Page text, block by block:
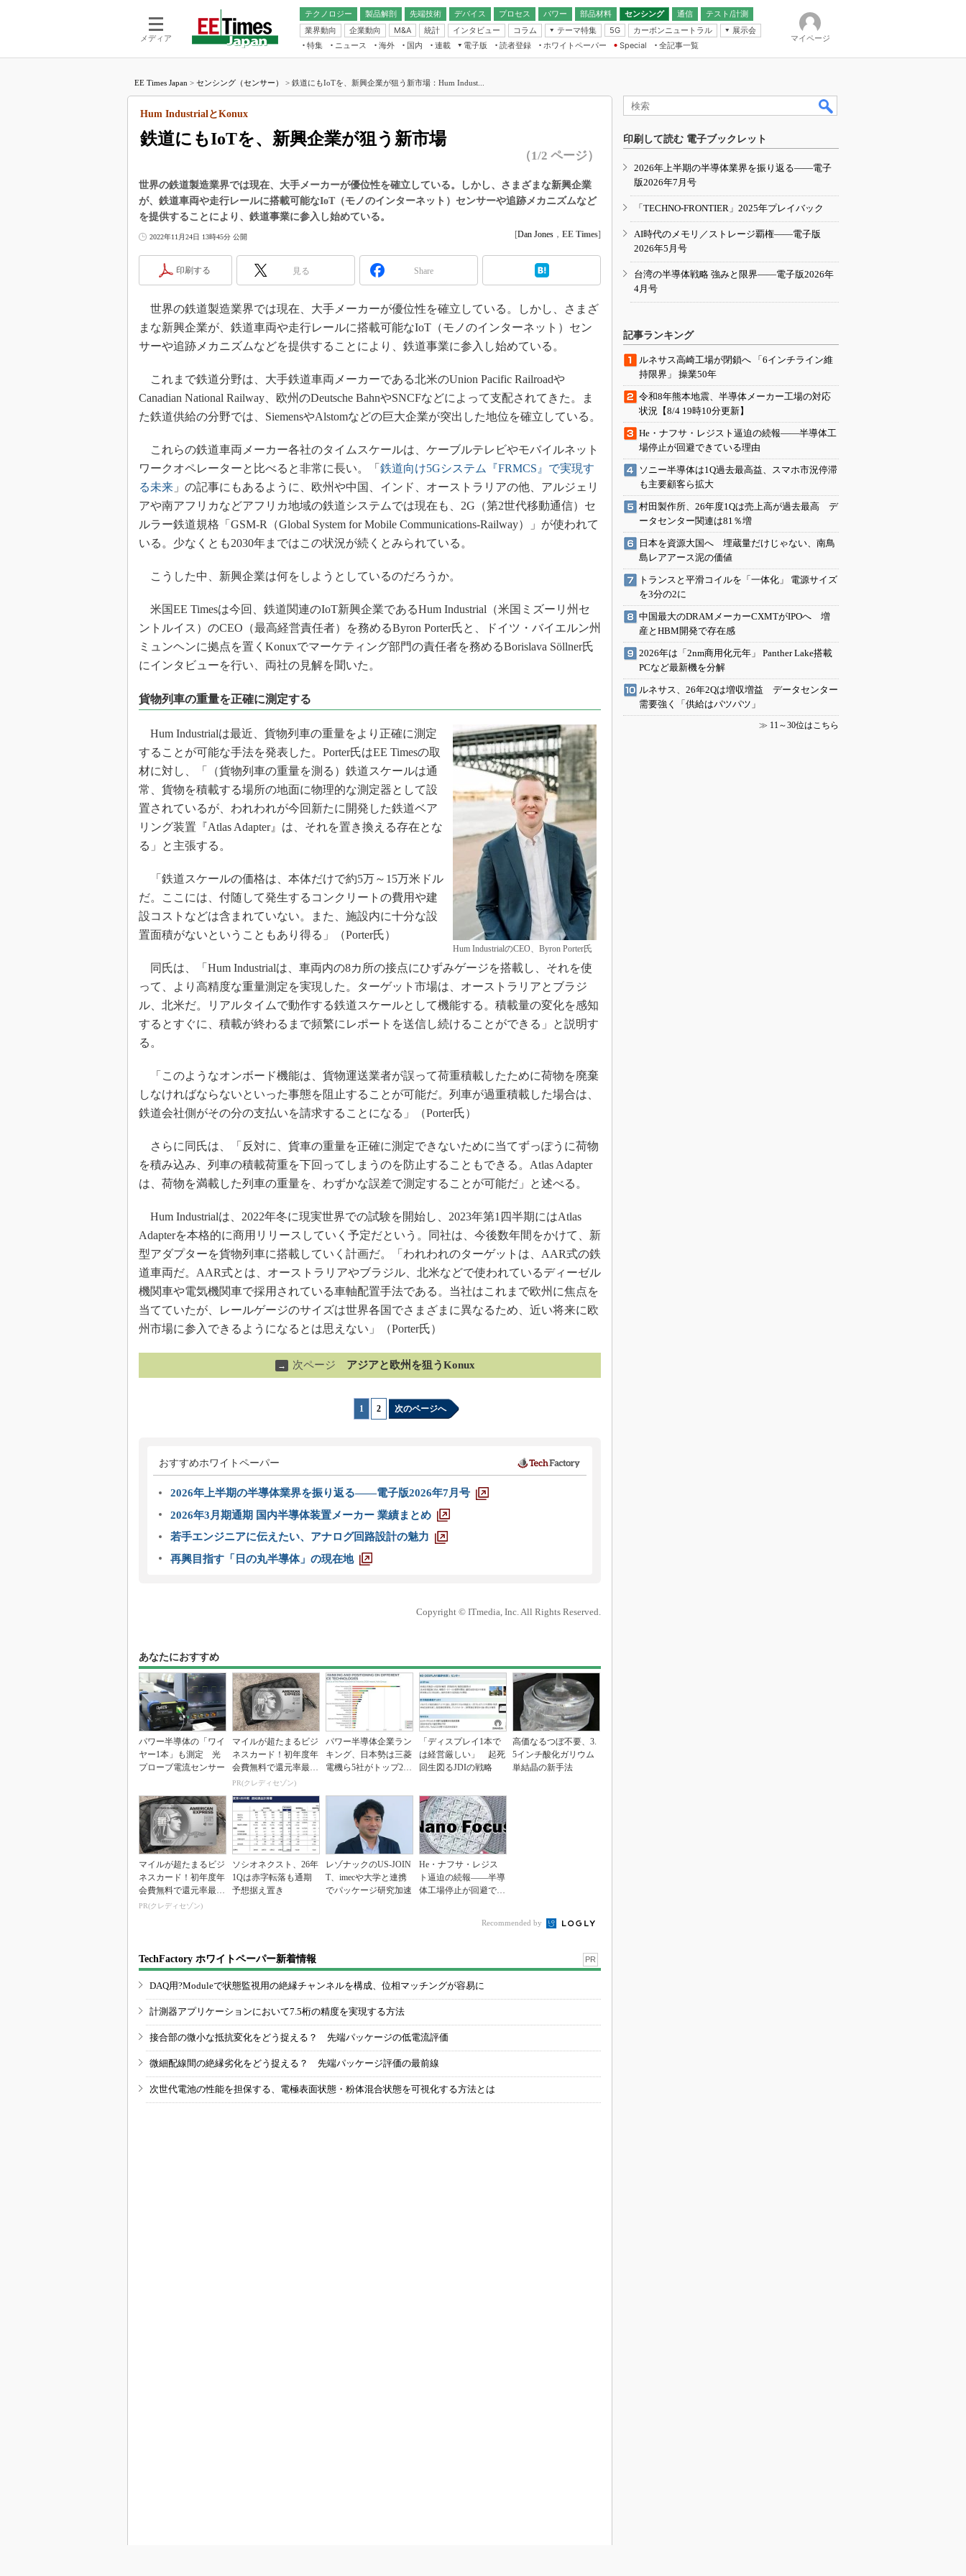
メディア
テクノロジー 製品解剖
先端技術
電池／エネルギー
デバイス
アナログ
マイコン
プロセス パワー 部品材料 センシング
通信
無線
テスト/計測
業界動向
企業動向 M&A 統計 インタビュー コラム
テーマ特集
フィジカルAI
読者調査（EE Times Research）
IoT
電源設計（EDN Japan）
5G カーボンニュートラル
展示会
IoT・エッジコンピューティング
EXPO
TECHNO-FRONTIER
人とくるま展
特集 ニュース 海外 国内
連載
福田昭のデバイス通信
大山聡の業界スコープ
大原雄介のエレ・組み込みプレイバ
リタイア直前エンジニアの社会人大
学漂流記
世界を「数字」で回してみよう
この10年で起こったこと、次の10年
で起こること
製品分解で探るアジアの新トレンド
光伝送技術を知る
“異端児エンジニア”が仕掛けた社内
イノベーションは日本を救うのか
JASA発IoT通信
「英語に愛されないエンジニア」の
ための新行動論
電子版
電子ブックレット
読者登録 ホワイトペーパー
Special
全記事一覧
マイページ
EE Times Japan > センシング（センサー） > 鉄道にもIoTを、新興企業が狙う新市場：Hum Indust...
鉄道にもIoTを、新興企業が狙う新市場
Hum IndustrialとKonux
（1/2 ページ）
世界の鉄道製造業界では現在、大手メーカーが優位性を確立している。しかし、さまざまな新興企業
が、鉄道車両や走行レールに搭載可能なIoT（モノのインターネット）センサーや追跡メカニズムなど
を提供することにより、鉄道事業に参入し始めている。
2022年11月24日 13時45分 公開 [Dan Jones ， EE Times]
印刷する 見る Share
世界の鉄道製造業界では現在、大手メーカーが優位性を確立している。しかし、さまざ
まな新興企業が、鉄道車両や走行レールに搭載可能なIoT（モノのインターネット）セン
サーや追跡メカニズムなどを提供することにより、鉄道事業に参入し始めている。
これまで鉄道分野は、大手鉄道車両メーカーである北米のUnion Pacific Railroadや
Canadian National Railway、欧州のDeutsche BahnやSNCFなどによって支配されてきた。ま
た鉄道供給の分野では、SiemensやAlstomなどの巨大企業が突出した地位を確立している。
これらの鉄道車両メーカー各社のタイムスケールは、ケーブルテレビやモバイルネット
ワークオペレーターと比べると非常に長い。「 鉄道向け5Gシステム『FRMCS』で実現す
る未来 」の記事にもあるように、欧州や中国、インド、オーストラリアの他、アルジェリ
アや南アフリカなどアフリカ地域の鉄道システムでは現在も、2G（第2世代移動通信）セ
ルラー鉄道規格「GSM-R（Global System for Mobile Communications-Railway）」が使われて
いる。少なくとも2030年まではこの状況が続くとみられている。
こうした中、新興企業は何をしようとしているのだろうか。
米国EE Timesは今回、鉄道関連のIoT新興企業であるHum Industrial（米国ミズーリ州セ
ントルイス）のCEO（最高経営責任者）を務めるByron Porter氏と、ドイツ・バイエルン州
ミュンヘンに拠点を置くKonuxでマーケティング部門の責任者を務めるBorislava Söllner氏
にインタビューを行い、両社の見解を聞いた。
貨物列車の重量を正確に測定する
Hum IndustrialのCEO、Byron Porter氏
Hum Industrialは最近、貨物列車の重量をより正確に測定
することが可能な手法を発表した。Porter氏はEE Timesの取
材に対し、「（貨物列車の重量を測る）鉄道スケールは通
常、貨物を積載する場所の地面に物理的な測定器として設
置されているが、われわれが今回新たに開発した鉄道ベア
リング装置『Atlas Adapter』は、それを置き換える存在とな
る」と主張する。
「鉄道スケールの価格は、本体だけで約5万～15万米ドル
だ。ここには、付随して発生するコンクリートの費用や建
設コストなどは含まれていない。また、施設内に十分な設
置面積がないということもあり得る」（Porter氏）
同氏は、「Hum Industrialは、車両内の8カ所の接点にひずみゲージを搭載し、それを使
って、より高精度な重量測定を実現した。ターゲット市場は、オーストラリアとブラジ
ル、北米だ。リアルタイムで動作する鉄道スケールとして機能する。積載量の変化を感知
するとすぐに、積載が終わるまで頻繁にレポートを送信し続けることができる」と説明す
る。
「このようなオンボード機能は、貨物運送業者が誤って荷重積載したために荷物を廃棄
しなければならないといった事態を阻止することが可能だ。列車が過重積載した場合は、
鉄道会社側がその分の支払いを請求することになる」（Porter氏）
さらに同氏は、「反対に、貨車の重量を正確に測定できないために当てずっぽうに荷物
を積み込み、列車の積載荷重を下回ってしまうのを防止することもできる。Atlas Adapter
は、荷物を満載した列車の重量を、わずかな誤差で測定することが可能だ」と述べる。
Hum Industrialは、2022年冬に現実世界での試験を開始し、2023年第1四半期にはAtlas
Adapterを本格的に商用リリースしていく予定だという。同社は、今後数年間をかけて、新
型アダプターを貨物列車に搭載していく計画だ。「われわれのターゲットは、AAR式の鉄
道車両だ。AAR式とは、オーストラリアやブラジル、北米などで使われているディーゼル
機関車や電気機関車で採用されている車軸配置手法である。当社はこれまで欧州に焦点を
当てていたが、レールゲージのサイズは世界各国でさまざまに異なるため、近い将来に欧
州市場に参入できるようになるとは思えない」（Porter氏）
→ 次ページ アジアと欧州を狙うKonux
1 2 次のページへ
おすすめホワイトペーパー
2026年上半期の半導体業界を振り返る――電子版2026年7月号
2026年3月期通期 国内半導体装置メーカー 業績まとめ
若手エンジニアに伝えたい、アナログ回路設計の魅力
再興目指す「日の丸半導体」の現在地
Copyright © ITmedia, Inc. All Rights Reserved.
あなたにおすすめ
パワー半導体の「ワイ
ヤー1本」も測定 光
プローブ電流センサー
マイルが超たまるビジ
ネスカード！初年度年
会費無料で還元率最大
1.125%
PR(クレディセゾン)
パワー半導体企業ラン
キング、日本勢は三菱
電機ら5社がトップ20
「ディスプレイ1本で
は経営厳しい」 起死
回生図るJDIの戦略
高価なるつぼ不要、3.
5インチ酸化ガリウム
単結晶の新手法
マイルが超たまるビジ
ネスカード！初年度年
会費無料で還元率最大
1.125%
PR(クレディセゾン)
ソシオネクスト、26年
1Qは赤字転落も通期
予想据え置き
レゾナックのUS-JOIN
T、imecや大学と連携
でパッケージ研究加速
He・ナフサ・レジス
ト逼迫の続報――半導
体工場停止が回避でき
Recommended by
TechFactory ホワイトペーパー新着情報 PR
DAQ用?Moduleで状態監視用の絶縁チャンネルを構成、位相マッチングが容易に
計測器アプリケーションにおいて7.5桁の精度を実現する方法
接合部の微小な抵抗変化をどう捉える？ 先端パッケージの低電流評価
微細配線間の絶縁劣化をどう捉える？ 先端パッケージ評価の最前線
次世代電池の性能を担保する、電極表面状態・粉体混合状態を可視化する方法とは
印刷して読む 電子ブックレット
2026年上半期の半導体業界を振り返る――電子
版2026年7月号
「TECHNO-FRONTIER」2025年プレイバック
AI時代のメモリ／ストレージ覇権――電子版
2026年5月号
台湾の半導体戦略 強みと限界――電子版2026年
4月号
記事ランキング
ルネサス高崎工場が閉鎖へ 「6インチライン維
持限界」 操業50年
令和8年熊本地震、半導体メーカー工場の対応
状況【8/4 19時10分更新】
He・ナフサ・レジスト逼迫の続報――半導体工
場停止が回避できている理由
ソニー半導体は1Q過去最高益、スマホ市況停滞
も主要顧客ら拡大
村田製作所、26年度1Qは売上高が過去最高 デ
ータセンター関連は81％増
日本を資源大国へ 埋蔵量だけじゃない、南鳥
島レアアース泥の価値
トランスと平滑コイルを「一体化」 電源サイズ
を3分の2に
中国最大のDRAMメーカーCXMTがIPOへ 増
産とHBM開発で存在感
2026年は「2nm商用化元年」 Panther Lake搭載
PCなど最新機を分解
ルネサス、26年2Qは増収増益 データセンター
需要強く「供給はパツパツ」
≫ 11～30位はこちら